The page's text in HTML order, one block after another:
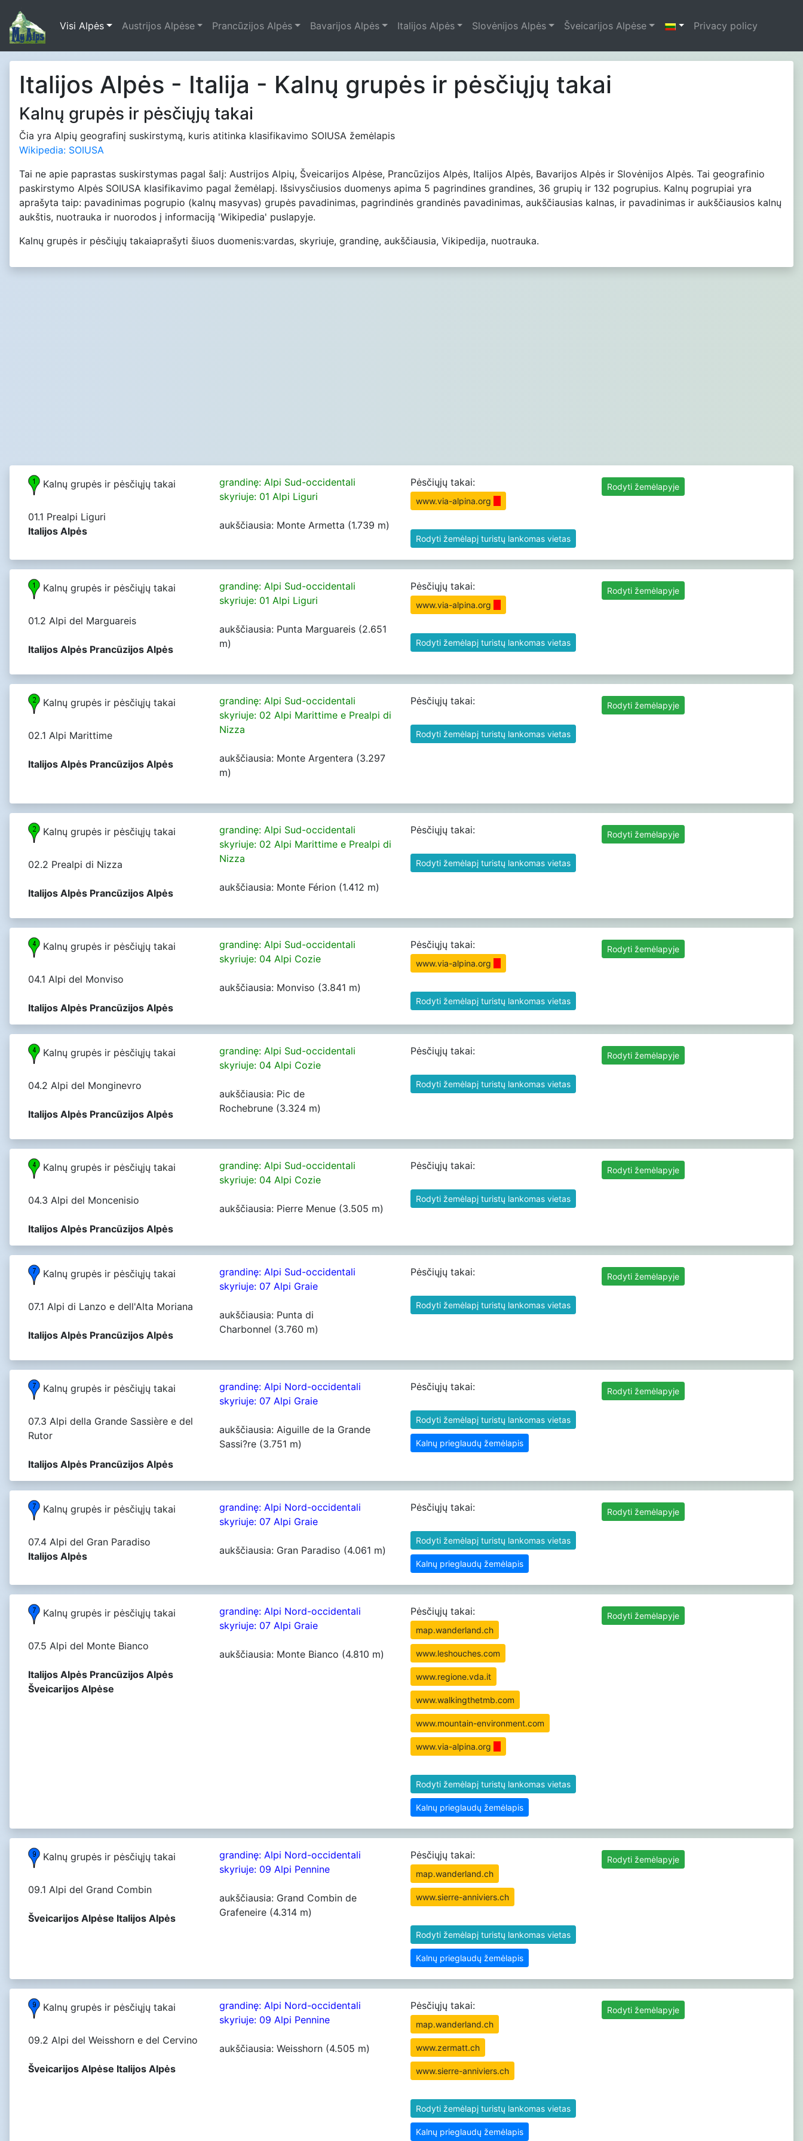
Visi Alpės Austrijos Alpėse Prancūzijos Alpės Bavarijos Alpės Italijos Alpės Slovėnijos Alpės Šveicarijos Alpėse Privacy policy
Italijos Alpės - Italija - Kalnų grupės ir pėsčiųjų takai
Kalnų grupės ir pėsčiųjų takai
Čia yra Alpių geografinį suskirstymą, kuris atitinka klasifikavimo SOIUSA žemėlapis
Wikipedia: SOIUSA
Tai ne apie paprastas suskirstymas pagal šalį: Austrijos Alpių, Šveicarijos Alpėse, Prancūzijos Alpės, Italijos Alpės, Bavarijos Alpės ir Slovėnijos Alpės. Tai geografinio
paskirstymo Alpės SOIUSA klasifikavimo pagal žemėlapį. Išsivysčiusios duomenys apima 5 pagrindines grandines, 36 grupių ir 132 pogrupius. Kalnų pogrupiai yra
aprašyta taip: pavadinimas pogrupio (kalnų masyvas) grupės pavadinimas, pagrindinės grandinės pavadinimas, aukščiausias kalnas, ir pavadinimas ir aukščiausios kalnų
aukštis, nuotrauka ir nuorodos į informaciją 'Wikipedia' puslapyje.
Kalnų grupės ir pėsčiųjų takaiaprašyti šiuos duomenis:vardas, skyriuje, grandinę, aukščiausia, Vikipedija, nuotrauka.
Kalnų grupės ir pėsčiųjų takai
01.1 Prealpi Liguri
Italijos Alpės
grandinę: Alpi Sud-occidentali
skyriuje: 01 Alpi Liguri
aukščiausia: Monte Armetta (1.739 m)
Pėsčiųjų takai:
www.via-alpina.org
Rodyti žemėlapį turistų lankomas vietas
Rodyti žemėlapyje
Kalnų grupės ir pėsčiųjų takai
01.2 Alpi del Marguareis
Italijos Alpės Prancūzijos Alpės
grandinę: Alpi Sud-occidentali
skyriuje: 01 Alpi Liguri
aukščiausia: Punta Marguareis (2.651
m)
Pėsčiųjų takai:
www.via-alpina.org
Rodyti žemėlapį turistų lankomas vietas
Rodyti žemėlapyje
Kalnų grupės ir pėsčiųjų takai
02.1 Alpi Marittime
Italijos Alpės Prancūzijos Alpės
grandinę: Alpi Sud-occidentali
skyriuje: 02 Alpi Marittime e Prealpi di
Nizza
aukščiausia: Monte Argentera (3.297
m)
Pėsčiųjų takai:
Rodyti žemėlapį turistų lankomas vietas
Rodyti žemėlapyje
Kalnų grupės ir pėsčiųjų takai
02.2 Prealpi di Nizza
Italijos Alpės Prancūzijos Alpės
grandinę: Alpi Sud-occidentali
skyriuje: 02 Alpi Marittime e Prealpi di
Nizza
aukščiausia: Monte Férion (1.412 m)
Pėsčiųjų takai:
Rodyti žemėlapį turistų lankomas vietas
Rodyti žemėlapyje
Kalnų grupės ir pėsčiųjų takai
04.1 Alpi del Monviso
Italijos Alpės Prancūzijos Alpės
grandinę: Alpi Sud-occidentali
skyriuje: 04 Alpi Cozie
aukščiausia: Monviso (3.841 m)
Pėsčiųjų takai:
www.via-alpina.org
Rodyti žemėlapį turistų lankomas vietas
Rodyti žemėlapyje
Kalnų grupės ir pėsčiųjų takai
04.2 Alpi del Monginevro
Italijos Alpės Prancūzijos Alpės
grandinę: Alpi Sud-occidentali
skyriuje: 04 Alpi Cozie
aukščiausia: Pic de
Rochebrune (3.324 m)
Pėsčiųjų takai:
Rodyti žemėlapį turistų lankomas vietas
Rodyti žemėlapyje
Kalnų grupės ir pėsčiųjų takai
04.3 Alpi del Moncenisio
Italijos Alpės Prancūzijos Alpės
grandinę: Alpi Sud-occidentali
skyriuje: 04 Alpi Cozie
aukščiausia: Pierre Menue (3.505 m)
Pėsčiųjų takai:
Rodyti žemėlapį turistų lankomas vietas
Rodyti žemėlapyje
Kalnų grupės ir pėsčiųjų takai
07.1 Alpi di Lanzo e dell'Alta Moriana
Italijos Alpės Prancūzijos Alpės
grandinę: Alpi Sud-occidentali
skyriuje: 07 Alpi Graie
aukščiausia: Punta di
Charbonnel (3.760 m)
Pėsčiųjų takai:
Rodyti žemėlapį turistų lankomas vietas
Rodyti žemėlapyje
Kalnų grupės ir pėsčiųjų takai
07.3 Alpi della Grande Sassière e del
Rutor
Italijos Alpės Prancūzijos Alpės
grandinę: Alpi Nord-occidentali
skyriuje: 07 Alpi Graie
aukščiausia: Aiguille de la Grande
Sassi?re (3.751 m)
Pėsčiųjų takai:
Rodyti žemėlapį turistų lankomas vietas
Kalnų prieglaudų žemėlapis
Rodyti žemėlapyje
Kalnų grupės ir pėsčiųjų takai
07.4 Alpi del Gran Paradiso
Italijos Alpės
grandinę: Alpi Nord-occidentali
skyriuje: 07 Alpi Graie
aukščiausia: Gran Paradiso (4.061 m)
Pėsčiųjų takai:
Rodyti žemėlapį turistų lankomas vietas
Kalnų prieglaudų žemėlapis
Rodyti žemėlapyje
Kalnų grupės ir pėsčiųjų takai
07.5 Alpi del Monte Bianco
Italijos Alpės Prancūzijos Alpės
Šveicarijos Alpėse
grandinę: Alpi Nord-occidentali
skyriuje: 07 Alpi Graie
aukščiausia: Monte Bianco (4.810 m)
Pėsčiųjų takai:
map.wanderland.ch
www.leshouches.com
www.regione.vda.it
www.walkingthetmb.com
www.mountain-environment.com
www.via-alpina.org
Rodyti žemėlapį turistų lankomas vietas
Kalnų prieglaudų žemėlapis
Rodyti žemėlapyje
Kalnų grupės ir pėsčiųjų takai
09.1 Alpi del Grand Combin
Šveicarijos Alpėse Italijos Alpės
grandinę: Alpi Nord-occidentali
skyriuje: 09 Alpi Pennine
aukščiausia: Grand Combin de
Grafeneire (4.314 m)
Pėsčiųjų takai:
map.wanderland.ch
www.sierre-anniviers.ch
Rodyti žemėlapį turistų lankomas vietas
Kalnų prieglaudų žemėlapis
Rodyti žemėlapyje
Kalnų grupės ir pėsčiųjų takai
09.2 Alpi del Weisshorn e del Cervino
Šveicarijos Alpėse Italijos Alpės
grandinę: Alpi Nord-occidentali
skyriuje: 09 Alpi Pennine
aukščiausia: Weisshorn (4.505 m)
Pėsčiųjų takai:
map.wanderland.ch
www.zermatt.ch
www.sierre-anniviers.ch
Rodyti žemėlapį turistų lankomas vietas
Kalnų prieglaudų žemėlapis
Rodyti žemėlapyje